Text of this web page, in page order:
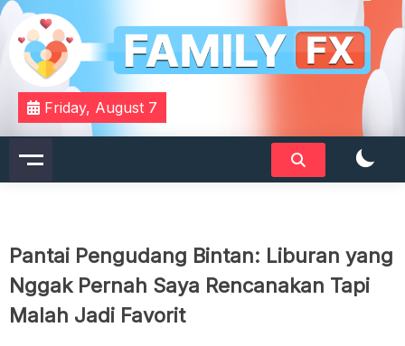
Skip
content
Familyfx
Your Daily Dose of Family Wisdom
Friday, August 7
Pantai Pengudang Bintan: Liburan yang
Nggak Pernah Saya Rencanakan Tapi
Malah Jadi Favorit